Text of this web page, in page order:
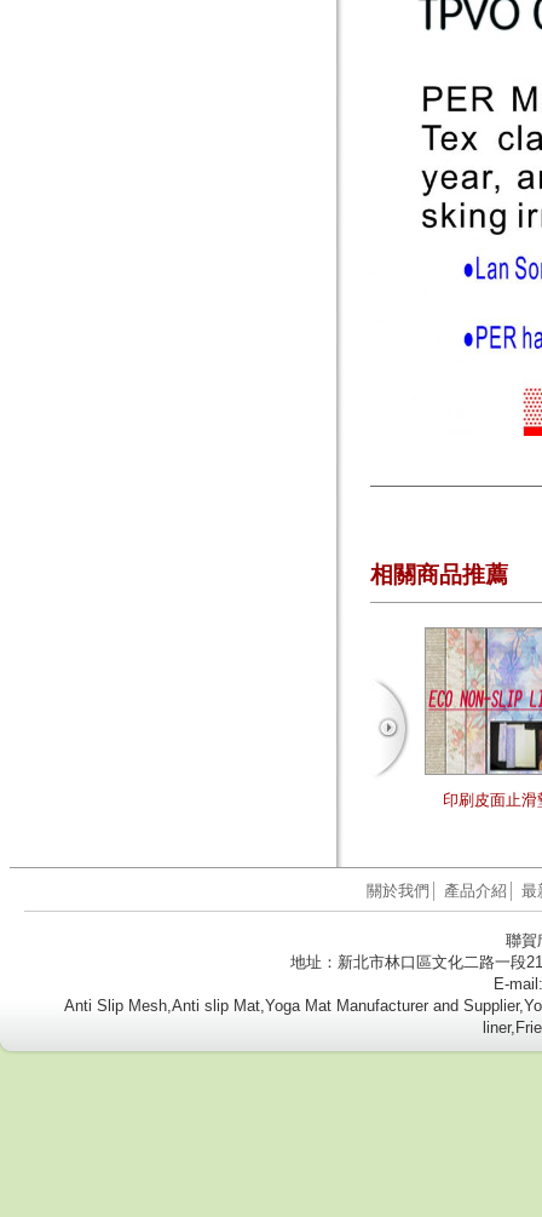
相關商品推薦
印刷皮面止滑
關於我們 產品介紹 最
聯賀
地址：新北市林口區文化二路一段
E-
Anti Slip Mesh,Anti slip Mat,Yoga Mat Manufacturer and